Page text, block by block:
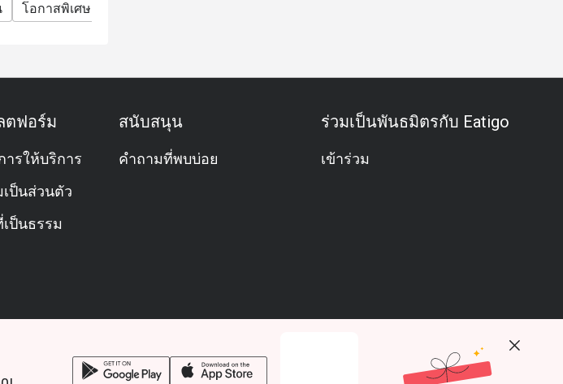
โอกาสพิเศษ
ตฟอร์ม
รให้บริการ
ป็นส่วนตัว
ป็นธรรม
สนับสนุน
คำถามที่พบบ่อย
ร่วมเป็นพันธมิตรกับ Eatigo
เข้าร่วม